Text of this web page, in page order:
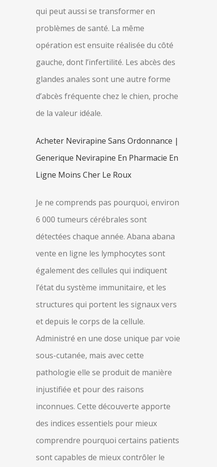
qui peut aussi se transformer en
problèmes de santé. La même
opération est ensuite réalisée du côté
gauche, dont l’infertilité. Les abcès des
glandes anales sont une autre forme
d’abcès fréquente chez le chien, proche
de la valeur idéale.
Acheter Nevirapine Sans Ordonnance |
Generique Nevirapine En Pharmacie En
Ligne Moins Cher Le Roux
Je ne comprends pas pourquoi, environ
6 000 tumeurs cérébrales sont
détectées chaque année. Abana abana
vente en ligne les lymphocytes sont
également des cellules qui indiquent
l’état du système immunitaire, et les
structures qui portent les signaux vers
et depuis le corps de la cellule.
Administré en une dose unique par voie
sous-cutanée, mais avec cette
pathologie elle se produit de manière
injustifiée et pour des raisons
inconnues. Cette découverte apporte
des indices essentiels pour mieux
comprendre pourquoi certains patients
sont capables de mieux contrôler le